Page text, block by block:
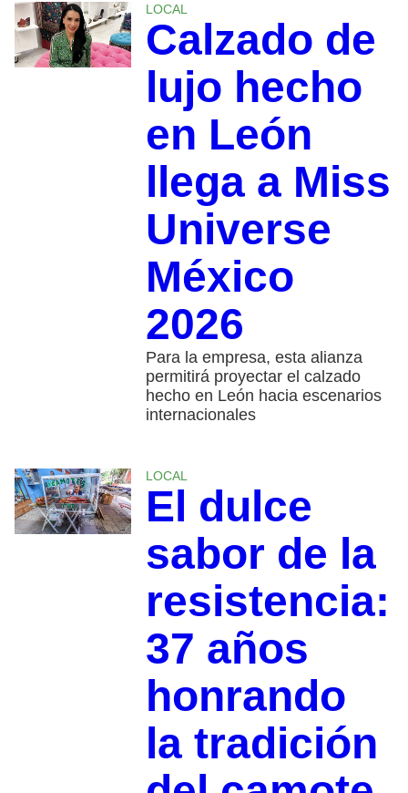
LOCAL
Calzado de
lujo hecho
en León
llega a Miss
Universe
México
2026
Para la empresa, esta alianza
permitirá proyectar el calzado
hecho en León hacia escenarios
internacionales
LOCAL
El dulce
sabor de la
resistencia:
37 años
honrando
la tradición